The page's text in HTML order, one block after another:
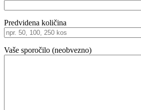
Predvidena količina
Vaše sporočilo (neobvezno)